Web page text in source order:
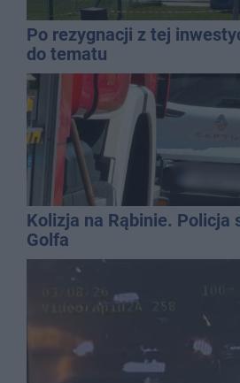
Po rezygnacji z tej
do tematu
Kolizja na Rąbinie. Policja
Golfa